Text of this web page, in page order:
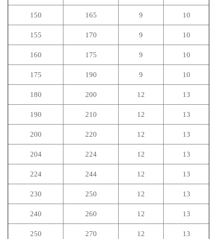
150 165 9 10
155 170 9 10
160 175 9 10
175 190 9 10
180 200 12 13
190 210 12 13
200 220 12 13
204 224 12 13
224 244 12 13
230 250 12 13
240 260 12 13
250 270 12 13